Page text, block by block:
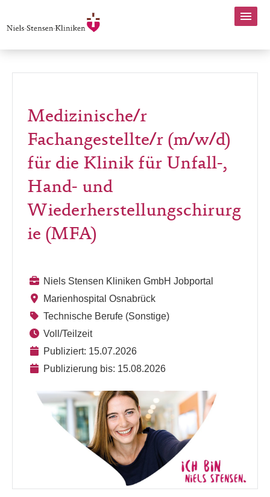
Medizinische/r
Fachangestellte/r (m/w/d)
für die Klinik für Unfall-,
Hand- und
Wiederherstellungschirurg
ie (MFA)
Niels Stensen Kliniken GmbH Jobportal
Marienhospital Osnabrück
Technische Berufe (Sonstige)
Voll/Teilzeit
Publiziert: 15.07.2026
Publizierung bis: 15.08.2026